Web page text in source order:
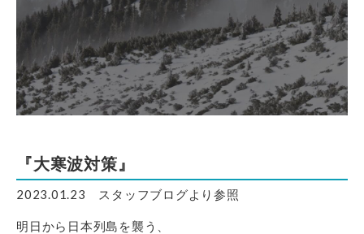
『大寒波対策』
2023.01.23 スタッフブログより参照
明日から日本列島を襲う、